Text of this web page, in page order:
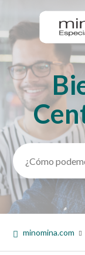
Búsqueda
minomina.com